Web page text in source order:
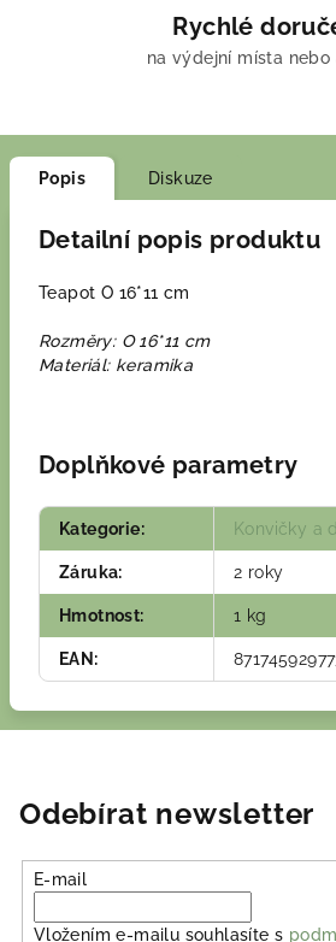
Rychlé
na výdejní místa nebo
Popis Diskuze
Detailní popis produktu
Teapot O 16*11 cm
Rozměry: O 16*11 cm
Materiál: keramika
Doplňkové parametry
Kategorie: Konvičky a
Záruka: 2 roky
Hmotnost: 1 kg
EAN :
Odebírat newsletter
E-mail
Vložením e-mailu souhlasíte s